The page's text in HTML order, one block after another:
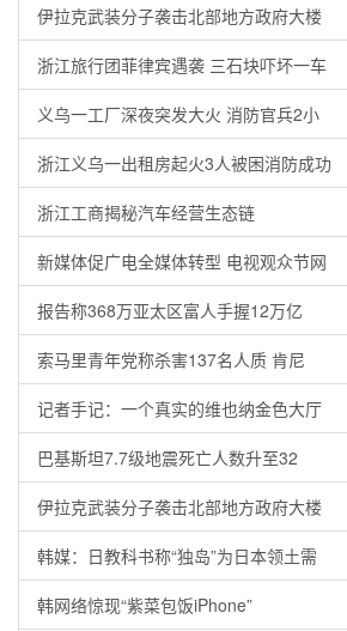
伊拉克武装分子袭击北部地方政府大楼
浙江旅行团菲律宾遇袭 三石块吓坏一车
义乌一工厂深夜突发大火 消防官兵2小
浙江义乌一出租房起火3人被困消防成功
浙江工商揭秘汽车经营生态链
新媒体促广电全媒体转型 电视观众节网
报告称368万亚太区富人手握12万亿
索马里青年党称杀害137名人质 肯尼
记者手记：一个真实的维也纳金色大厅
巴基斯坦7.7级地震死亡人数升至32
伊拉克武装分子袭击北部地方政府大楼
韩媒：日教科书称“独岛”为日本领土需
韩网络惊现“紫菜包饭iPhone”